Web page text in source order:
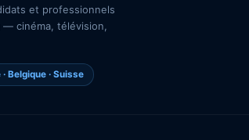
et professionnels
cinéma, télévision,
Belgique · Suisse